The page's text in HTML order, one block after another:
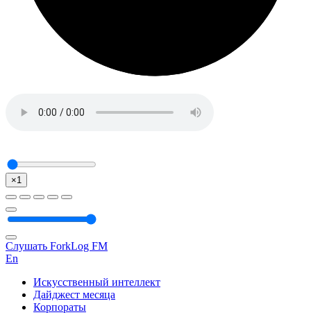
×1
Слушать ForkLog FM
En
Искусственный интеллект
Дайджест месяца
Корпораты